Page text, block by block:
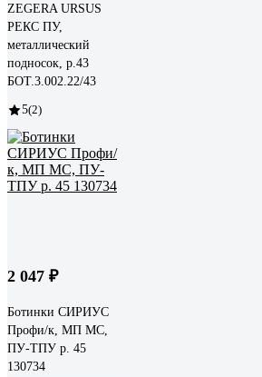
ZEGERA URSUS
РЕКС ПУ,
металлический
подносок, р.43
БОТ.3.002.22/43
5(2)
2 047 ₽
Ботинки СИРИУС
Профи/к, МП МС,
ПУ-ТПУ р. 45
130734